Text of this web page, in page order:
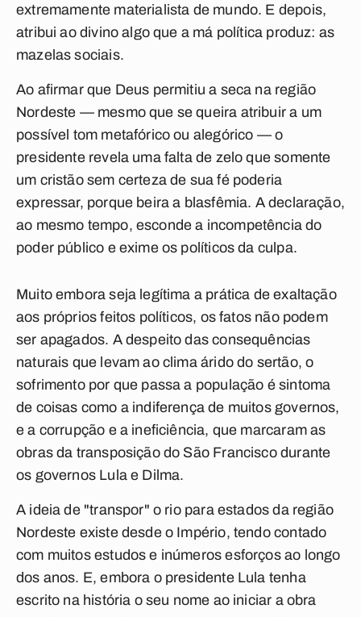
extremamente materialista de mundo. E depois,
atribui ao divino algo que a má política produz: as
mazelas sociais.
Ao afirmar que Deus permitiu a seca na região
Nordeste — mesmo que se queira atribuir a um
possível tom metafórico ou alegórico — o
presidente revela uma falta de zelo que somente
um cristão sem certeza de sua fé poderia
expressar, porque beira a blasfêmia. A declaração,
ao mesmo tempo, esconde a incompetência do
poder público e exime os políticos da culpa.
Muito embora seja legítima a prática de exaltação
aos próprios feitos políticos, os fatos não podem
ser apagados. A despeito das consequências
naturais que levam ao clima árido do sertão, o
sofrimento por que passa a população é sintoma
de coisas como a indiferença de muitos governos,
e a corrupção e a ineficiência, que marcaram as
obras da transposição do São Francisco durante
os governos Lula e Dilma.
A ideia de "transpor" o rio para estados da região
Nordeste existe desde o Império, tendo contado
com muitos estudos e inúmeros esforços ao longo
dos anos. E, embora o presidente Lula tenha
escrito na história o seu nome ao iniciar a obra